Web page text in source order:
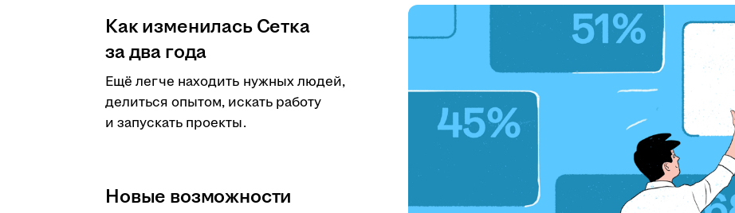
Как изменилась Сетка
за два года
Ещё легче находить нужных людей,
делиться опытом, искать работу
и запускать проекты.
Новые возможности